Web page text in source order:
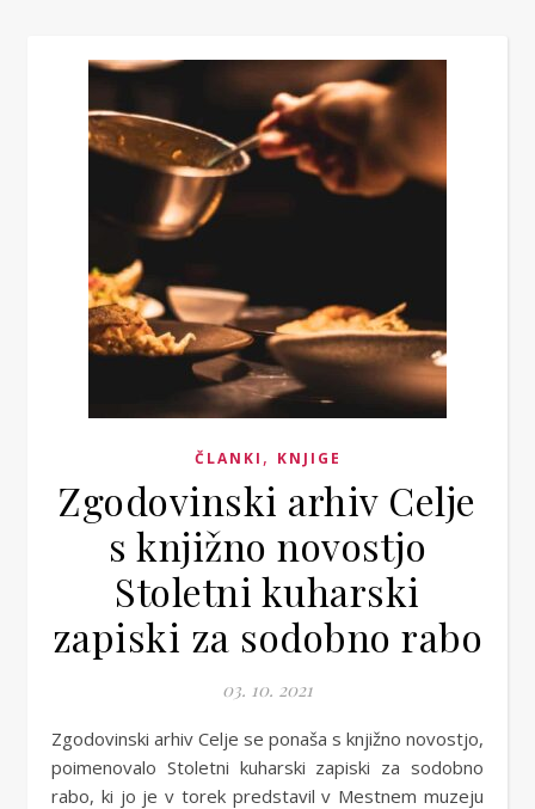
ČLANKI , KNJIGE
Zgodovinski arhiv Celje
s knjižno novostjo
Stoletni kuharski
zapiski za sodobno rabo
03. 10. 2021
Zgodovinski arhiv Celje se ponaša s knjižno novostjo,
poimenovalo Stoletni kuharski zapiski za sodobno
rabo, ki jo je v torek predstavil v Mestnem muzeju